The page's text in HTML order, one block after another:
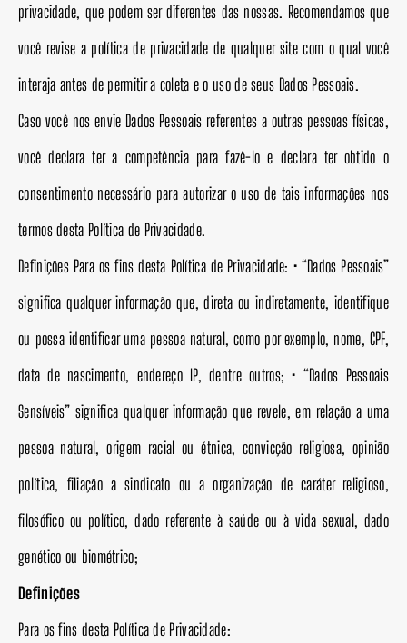
privacidade, que podem ser diferentes das nossas. Recomendamos que
você revise a política de privacidade de qualquer site com o qual você
interaja antes de permitir a coleta e o uso de seus Dados Pessoais.
Caso você nos envie Dados Pessoais referentes a outras pessoas físicas,
você declara ter a competência para fazê-lo e declara ter obtido o
consentimento necessário para autorizar o uso de tais informações nos
termos desta Política de Privacidade.
Definições Para os fins desta Política de Privacidade: • “Dados Pessoais”
significa qualquer informação que, direta ou indiretamente, identifique
ou possa identificar uma pessoa natural, como por exemplo, nome, CPF,
data de nascimento, endereço IP, dentre outros; • “Dados Pessoais
Sensíveis” significa qualquer informação que revele, em relação a uma
pessoa natural, origem racial ou étnica, convicção religiosa, opinião
política, filiação a sindicato ou a organização de caráter religioso,
filosófico ou político, dado referente à saúde ou à vida sexual, dado
genético ou biométrico;
Definições
Para os fins desta Política de Privacidade: